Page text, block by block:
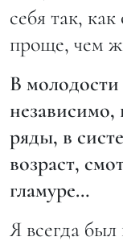
себя так,
проще, чем
В молодости
независимо,
ряды, в
возраст,
гламуре…
Я всегда был